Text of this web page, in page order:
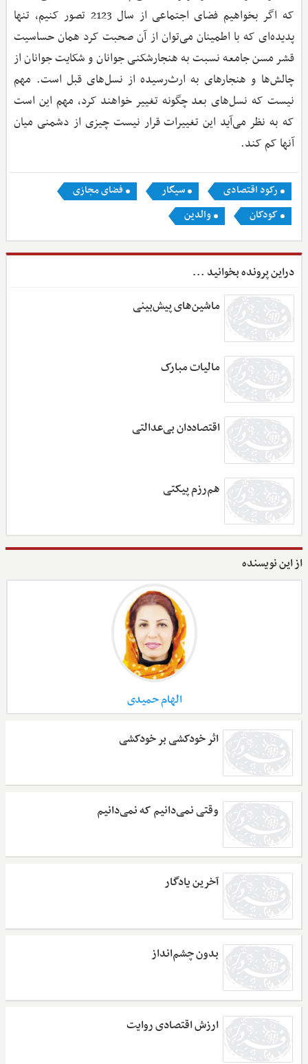
که اگر بخواهیم فضای اجتماعی از سال 2123 تصور کنیم، تنها
پدیده‌ای که با اطمینان می‌توان از آن صحبت کرد همان حساسیت
قشر مسن جامعه نسبت به هنجارشکنی جوانان و شکایت جوانان از
چالش‌ها و هنجارهای به ارث‌رسیده از نسل‌های قبل است. مهم
نیست که نسل‌های بعد چگونه تغییر خواهند کرد، مهم این است
که به نظر می‌آید این تغییرات قرار نیست چیزی از دشمنی میان
آنها کم کند.
رکود اقتصادی سیگار
فضای مجازی
کودکان
والدین
دراین پرونده بخوانید ...
ماشین‌های پیش‌بینی
مالیات مبارک
اقتصاددان بی‌عدالتی
هم‌رزم پیکتی
از این نویسنده
الهام حمیدی
اثر خودکشی بر خودکشی
وقتی نمی‌دانیم که نمی‌دانیم
آخرین یادگار
بدون چشم‌انداز
ارزش اقتصادی روایت